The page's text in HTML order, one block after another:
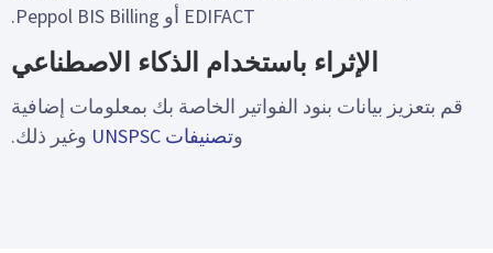
EDIFACT أو Peppol BIS Billing.
الإثراء باستخدام الذكاء الاصطناعي
قم بتعزيز بيانات بنود الفواتير الخاصة بك بمعلومات إضافية
تصنيفات UNSPSC وغير ذلك.